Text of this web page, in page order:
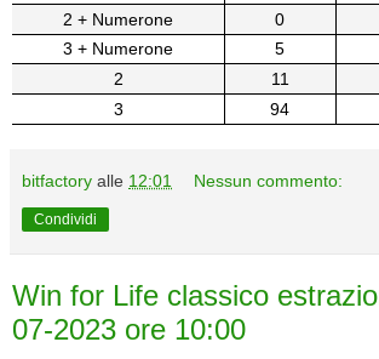
2 + Numerone
0
3 + Numerone
5
2
11
3
94
bitfactory alle 12:01 Nessun commento:
Condividi
Win for Life classico
07-2023 ore 10:00